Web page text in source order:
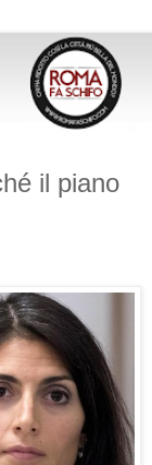
il piano